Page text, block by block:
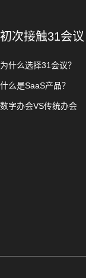
初次接触31会议
为什么选择31会议？
什么是SaaS产品？
数字办会VS传统办会